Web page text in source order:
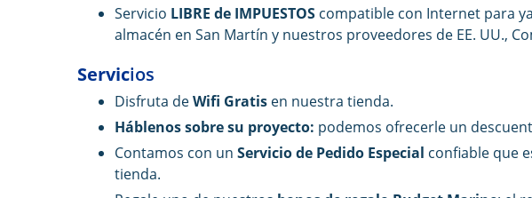
Servicio LIBRE de IMPUESTOS compatible con Internet para
almacén en San Martín y nuestros proveedores de EE. UU.,
Servicios
Disfruta deWifi Gratis en nuestra tienda.
Háblenos sobre su proyecto: podemos ofrecerle un
Contamos con un Servicio de Pedido Especial confiable que
tienda.